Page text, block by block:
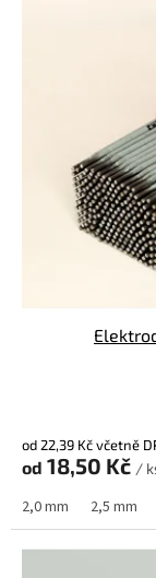
produktu
je
z
5
hvězdiček.
od 22,39 Kč včetně
od 18,50 Kč /
2,0 mm 2,5 mm